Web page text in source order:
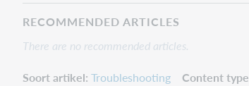
RECOMMENDED ARTICLES
There are no recommended articles.
Soort artikel Troubleshooting Content type